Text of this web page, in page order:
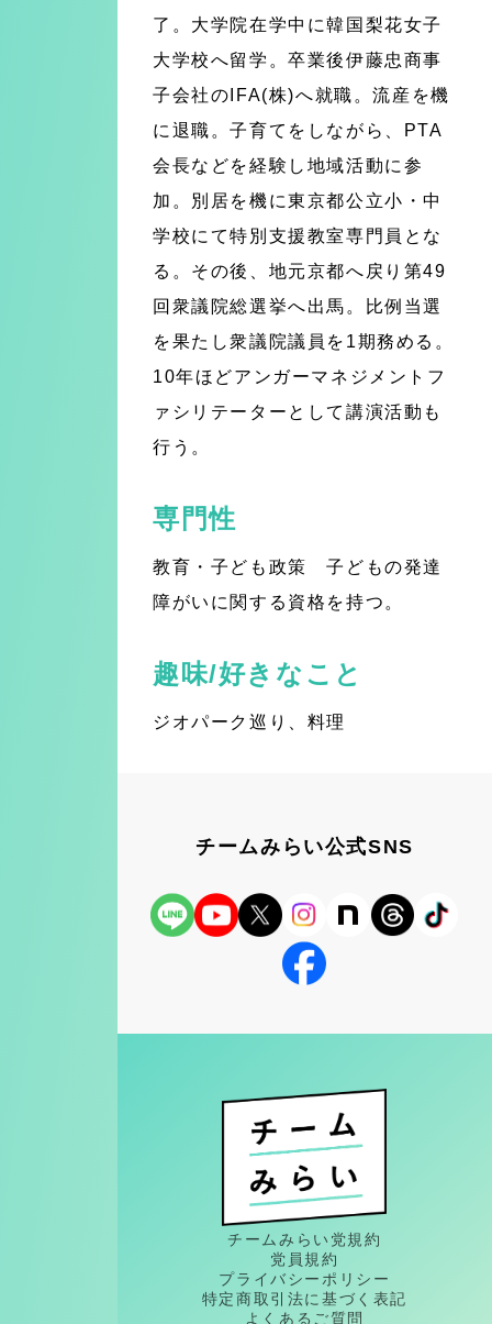
了。大学院在学中に韓国梨花女子
大学校へ留学。卒業後伊藤忠商事
子会社のIFA(株)へ就職。流産を機
に退職。子育てをしながら、PTA
会長などを経験し地域活動に参
加。別居を機に東京都公立小・中
学校にて特別支援教室専門員とな
る。その後、地元京都へ戻り第49
回衆議院総選挙へ出馬。比例当選
を果たし衆議院議員を1期務める。
10年ほどアンガーマネジメントフ
ァシリテーターとして講演活動も
行う。
専門性
教育・子ども政策 子どもの発達
障がいに関する資格を持つ。
趣味/好きなこと
ジオパーク巡り、料理
チームみらい公式SNS
チームみらい党規約
党員規約
プライバシーポリシー
特定商取引法に基づく表記
よくあるご質問